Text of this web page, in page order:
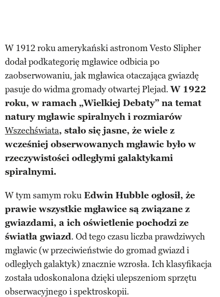
W 1912 roku amerykański astronom Vesto Slipher
dodał podkategorię mgławice odbicia po
zaobserwowaniu, jak mgławica otaczająca gwiazdę
pasuje do widma gromady otwartej Plejad.W 1922
roku, w ramach „Wielkiej Debaty” na temat
natury mgławic spiralnych i rozmiarów
Wszechświata, stało się jasne, że wiele z
wcześniej obserwowanych mgławic było w
rzeczywistości odległymi galaktykami
spiralnymi.
W tym samym roku Edwin Hubble ogłosił, że
prawie wszystkie mgławice są związane z
gwiazdami, a ich oświetlenie pochodzi ze
światła gwiazd. Od tego czasu liczba prawdziwych
mgławic (w przeciwieństwie do gromad gwiazd i
odległych galaktyk) znacznie wzrosła. Ich klasyfikacja
została udoskonalona dzięki ulepszeniom sprzętu
obserwacyjnego i spektroskopii.